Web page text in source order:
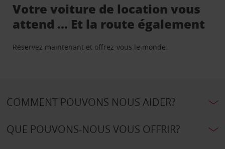
Votre voiture de location vous
attend … Et la route également
Réservez maintenant et offrez-vous le monde.
COMMENT POUVONS NOUS AIDER?
QUE POUVONS-NOUS VOUS OFFRIR?